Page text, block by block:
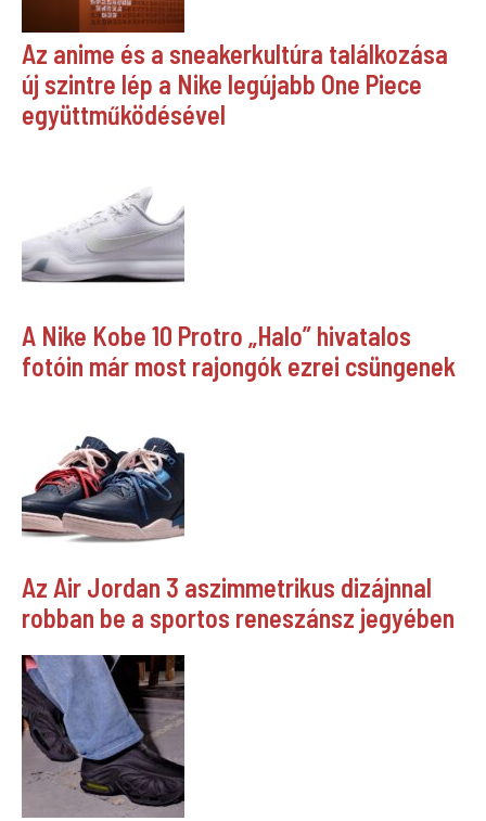
Az anime és a sneakerkultúra találkozása
új szintre lép a Nike legújabb One Piece
együttműködésével
A Nike Kobe 10 Protro „Halo” hivatalos
fotóin már most rajongók ezrei csüngenek
Az Air Jordan 3 aszimmetrikus dizájnnal
robban be a sportos reneszánsz jegyében